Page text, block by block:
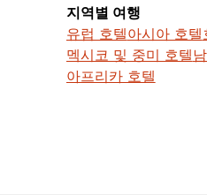
지역별 여행
유럽 호텔아시아 호텔
멕시코 및 중미 호텔
아프리카 호텔